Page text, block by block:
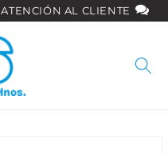
ATENCIÓN AL CLIENTE